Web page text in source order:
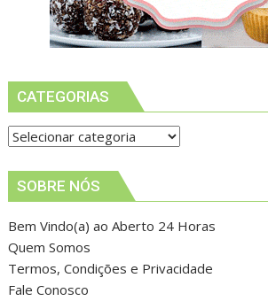
CATEGORIAS
Categorias
SOBRE NÓS
Bem Vindo(a) ao Aberto 24 Horas
Quem Somos
Termos, Condições e Privacidade
Fale Conosco